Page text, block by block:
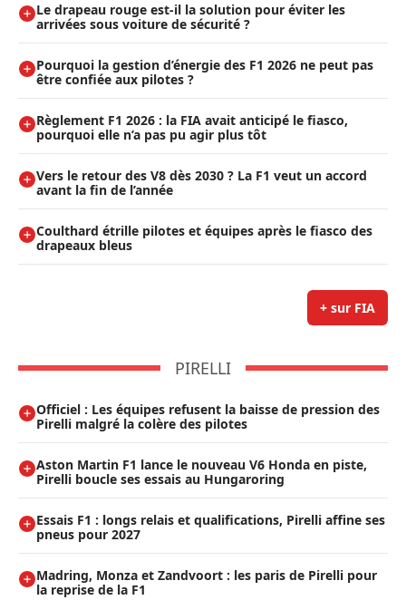
Le drapeau rouge est-il la solution pour éviter les
arrivées sous voiture de sécurité ?
Pourquoi la gestion d’énergie des F1 2026 ne peut pas
être confiée aux pilotes ?
Règlement F1 2026 : la FIA avait anticipé le fiasco,
pourquoi elle n’a pas pu agir plus tôt
Vers le retour des V8 dès 2030 ? La F1 veut un accord
avant la fin de l’année
Coulthard étrille pilotes et équipes après le fiasco des
drapeaux bleus
+ sur FIA
PIRELLI
Officiel : Les équipes refusent la baisse de pression des
Pirelli malgré la colère des pilotes
Aston Martin F1 lance le nouveau V6 Honda en piste,
Pirelli boucle ses essais au Hungaroring
Essais F1 : longs relais et qualifications, Pirelli affine ses
pneus pour 2027
Madring, Monza et Zandvoort : les paris de Pirelli pour
la reprise de la F1